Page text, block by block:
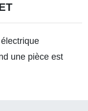
une pièce est